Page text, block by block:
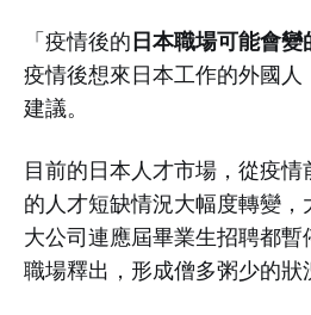
「疫情後的日本職場可能會
疫情後想來日本工作的外國人
建議。
目前的日本人才市場，從疫情
的人才短缺情況大幅度轉變
大公司連應屆畢業生招聘都
職場釋出，形成僧多粥少的狀